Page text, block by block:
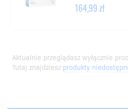
164,99 zł
Aktualnie przeglądasz wyłącznie
Tutaj znajdziesz produkty